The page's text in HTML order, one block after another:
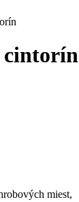
cintorín
miest,